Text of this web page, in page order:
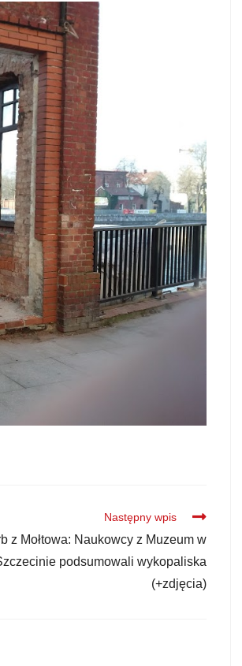
Następny wpis
z Mołtowa: Naukowcy z Muzeum w
podsumowali wykopaliska
(+zdjęcia)